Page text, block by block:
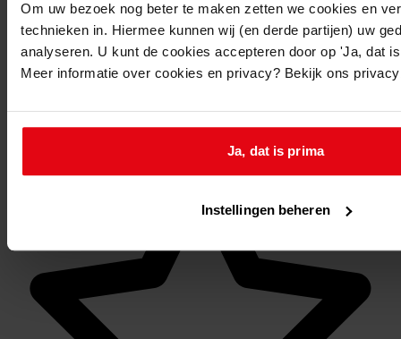
Om uw bezoek nog beter te maken zetten we cookies en
technieken in. Hiermee kunnen wij (en derde partijen) uw
analyseren. U kunt de cookies accepteren door op 'Ja, dat
Meer informatie over cookies en privacy? Bekijk ons
Ja, dat is prima
Instellingen beheren
1685 Notarissen in West-Friesland tot 1843, 1552-1843
Inventaris
11. Hoogwoud